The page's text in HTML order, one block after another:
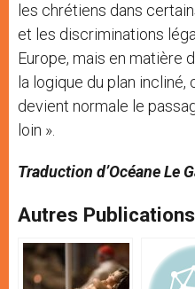
les chrétiens dans
et les discriminations
Europe, mais en matière
la logique du plan
devient normale le
loin ».
Traduction d’Océane Le
Autres